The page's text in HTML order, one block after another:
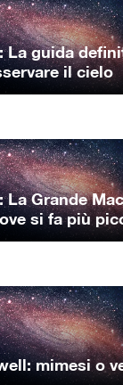
La guida
il cielo
La Grande
si fa più
mimesi o